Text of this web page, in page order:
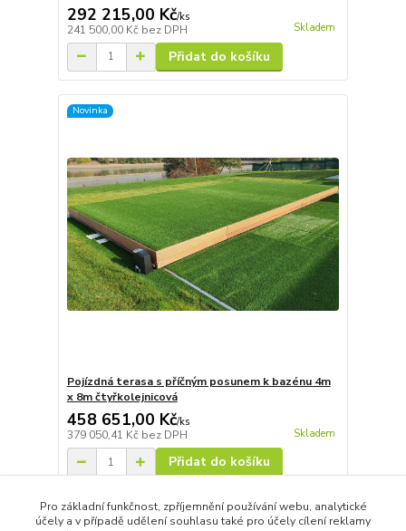
292 215,00 Kč/ks
241 500,00 Kč bez DPH Skladem
Přidat do košíku
Novinka
Pojízdná terasa s příčným posunem k bazénu 4m
x 8m čtyřkolejnicová
458 651,00 Kč/ks
379 050,41 Kč bez DPH Skladem
Přidat do košíku
strana z 1
Pro základní funkčnost, zpříjemnění používání webu, analytické
účely a v případě udělení souhlasu také pro účely cílení reklamy